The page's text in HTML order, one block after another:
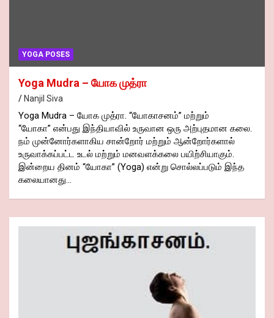
YOGA POSES
Yoga Mudra – யோக முத்ரா
Nanjil Siva
Yoga Mudra – யோக முத்ரா. “யோகாசனம்” மற்றும்
“யோகா” என்பது இந்தியாவில் உருவான ஒரு அற்புதமான கலை.
நம் முன்னோர்களாகிய சான்றோர் மற்றும் ஆன்றோர்களால்
உருவாக்கப்பட்ட உடல் மற்றும் மனவளக்கலை பயிற்சியாகும்.
இன்றைய தினம் “யோகா” (Yoga) என்று சொல்லப்படும் இந்த
கலையானது…